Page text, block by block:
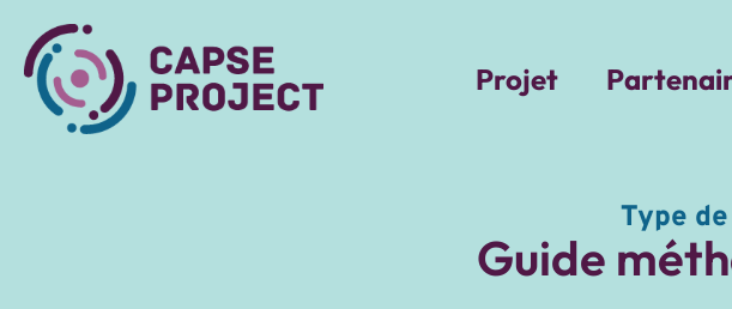
Projet
Type
Guide